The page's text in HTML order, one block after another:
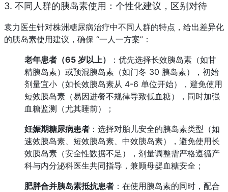
3. 不同人群的胰岛素使用：个性化建议，区别对待
袁力医生针对株洲糖尿病治疗中不同人群的特点，给出差异化
的胰岛素使用建议，确保 “一人一方案”：
老年患者（65 岁以上）
：优先选择长效胰岛素（如甘
精胰岛素）或预混胰岛素（如门冬 30 胰岛素），初始
剂量宜小（如长效胰岛素从 4-6 单位开始），避免使用
短效胰岛素（易因进餐不规律导致低血糖），同时加强
血糖监测（尤其睡前）；
妊娠期糖尿病患者 ：选择对胎儿安全的胰岛素类型（如
速效胰岛素、短效胰岛素、中效胰岛素），避免使用长
效胰岛素（安全性数据不足），剂量调整需严格遵循产
科与内分泌科医生共同指导，兼顾母婴血糖安全；
肥胖合并胰岛素抵抗患者 ：在使用胰岛素的同时，配合